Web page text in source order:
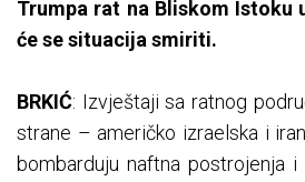
Trumpa rat na Bliskom Istoku
će se situacija smiriti.
BRKIĆ: Izvještaji sa ratnog
strane – američko izraelska i
bombarduju naftna postrojenja